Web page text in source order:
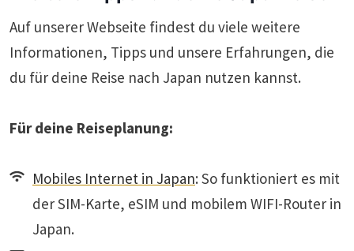
Auf unserer Webseite findest du viele weitere
Informationen, Tipps und unsere Erfahrungen, die
du für deine Reise nach Japan nutzen kannst.
Für deine Reiseplanung:
Mobiles Internet in Japan: So funktioniert es mit
der SIM-Karte, eSIM und mobilem WIFI-Router in
Japan.